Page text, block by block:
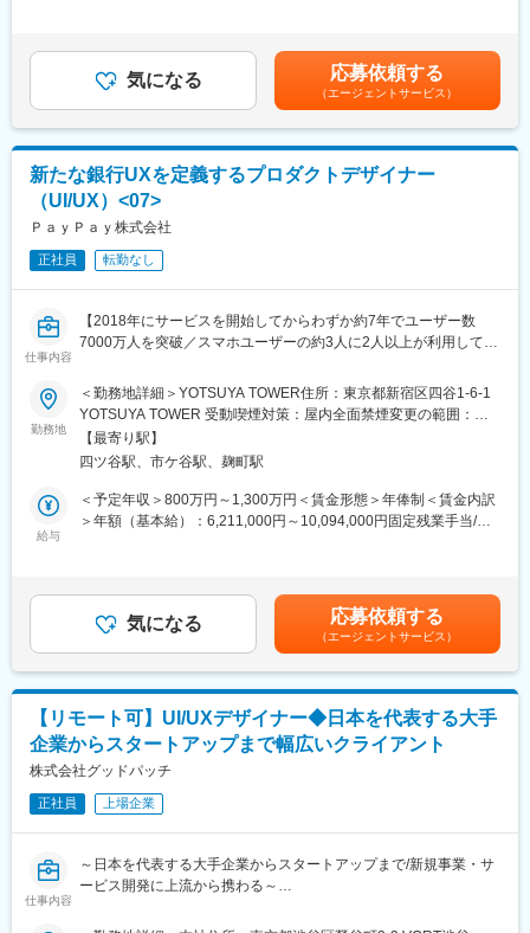
・フルフレックスでワークライフバランス抜群
・「健康経営優良法人」に認定
・「働きがい認定企業」に選出：Great Place to Work＠Institute
Japanにより、優れた職場文化に基づいた「働きがいのある会
社」 であることを正式に認定
・「えるぼし」認定
変更の範囲：会社の定める業務
プロダクトデザイナーは、ユーザーの人生における重要なタッチ
ポイントで最適なUXを提供し、ユーザーの日常生活をより良いも
■具体的な業務内容
プロジェクトに参画して、プロダクトマネージャーやエンジニ
ア、シニアプロダクトデザイナーと共に、ユーザー体験を第一に
考えた新機能の開発や、既存機能の改善を行います。
ユーザーに新しい銀行の体験を届けるための様々なチャレンジが
可能です。
◎一般ユーザー向けのPayPa銀行アプリ、PayPayアプリ内のミニ
アプリ、Webサービス、LINEミニアプリ、法人向けのPayPay銀
◎ユーザーペルソナ、ジャーニーマップの作成などフレームワー
クを用いたデザインコンセプトの作成
◎コンセプトを元にしたUXフロー、UIデザイン
◎アンケートやインタビューを用いた定量・定性調査、分析
◎デザインシステムの運用
◎その他、デザインワークショップの開催など、プロダクトデザ
担当領域において、シニアプロダクトデザイナーと共に、プロダ
クトマネージャー、エンジニアなどの他のロール、ステークホル
ダーと密にコミニュケーションを取り、ビジネス要件、ユーザー
の課題を深く理解し、包括性、網羅性、一貫性を考慮したUXフロ
ーの提案、UIデザインのファイナライズまでを行っていただきま
す。
変更の範囲：会社の定める業務
給与補足＞■賃金詳細：・年俸制（一部固定残業代含む）・経験、
スキル、業績、貢献度に応じ当社規定により決定・毎年1回見直
し・時間外勤務手当有賃金はあくまでも目安の金額であり、選考
を通じて上下する可能性があります。月給(月額)は固定手当を含め
た表記です。
気になる 応募依頼する
（エージェントサービス）
新たな銀行UXを定義するプロダクトデザイナー
（UI/UX）<07>
ＰａｙＰａｙ株式会社
正社員 転勤なし
仕事内容
【2018年にサービスを開始してからわずか約7年でユーザー数
7000万人を突破／スマホユーザーの約3人に2人以上が利用してい
■募集背景：
事業成長に伴い、従業員数も急拡大しており、事業成長に向けた
組織体制の強化が急務とされています。
■配属部署
配属先組織は、PayPay銀行のプロダクトデザインチームです。
プロダクトデザイナーは、ユーザーの人生における重要なタッチ
ポイントで最適なUXを提供し、ユーザーの日常生活をより良いも
■具体的な業務内容
プロジェクトに参画して、プロダクトマネージャーやエンジニ
ア、シニアプロダクトデザイナーと共に、ユーザー体験を第一に
考えた新機能の開発や、既存機能の改善を行います。
ユーザーに新しい銀行の体験を届けるための様々なチャレンジが
可能です。
◎一般ユーザー向けのPayPa銀行アプリ、PayPayアプリ内のミニ
アプリ、Webサービス、LINEミニアプリ、法人向けのPayPay銀
勤務地
＜勤務地詳細＞YOTSUYA TOWER住所：東京都新宿区四谷1-6-1
YOTSUYA TOWER 受動喫煙対策：屋内全面禁煙変更の範囲：会
社の定める事業所（リモートワーク含む）
【最寄り駅】
四ツ谷駅、市ケ谷駅、麹町駅
給与
＜予定年収＞800万円～1,300万円＜賃金形態＞年俸制＜賃金内訳
＞年額（基本給）：6,211,000円～10,094,000円固定残業手当/
業手当＞有＜給与補足＞■賃金詳細：・年俸制（一部固定残業代含
む）・経験、スキル、業績、貢献度に応じ当社規定により決定・
毎年1回見直し・時間外勤務手当有賃金はあくまでも目安の金額で
あり、選考を通じて上下する可能性があります。月給(月額)は固定
手当を含めた表記です。
気になる 応募依頼する
（エージェントサービス）
【リモート可】UI/UXデザイナー◆日本を代表する大手
企業からスタートアップまで幅広いクライアント
株式会社グッドパッチ
正社員 上場企業
仕事内容
～日本を代表する大手企業からスタートアップまで/新規事業・サ
ービス開発に上流から携わる～
■業務概要：